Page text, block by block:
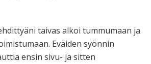
taivas alkoi tummumaan ja
Eväiden syönnin
ensin sivu- ja sitten